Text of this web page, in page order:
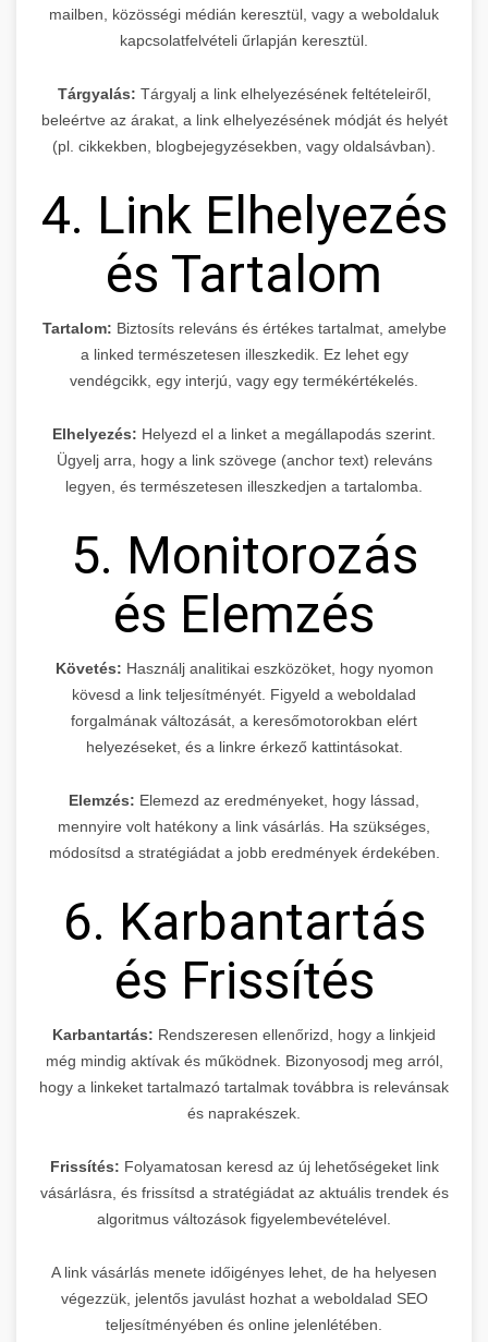
mailben, közösségi médián keresztül, vagy a weboldaluk
kapcsolatfelvételi űrlapján keresztül.
Tárgyalás: Tárgyalj a link elhelyezésének feltételeiről,
beleértve az árakat, a link elhelyezésének módját és helyét
(pl. cikkekben, blogbejegyzésekben, vagy oldalsávban).
4. Link Elhelyezés
és Tartalom
Tartalom: Biztosíts releváns és értékes tartalmat, amelybe
a linked természetesen illeszkedik. Ez lehet egy
vendégcikk, egy interjú, vagy egy termékértékelés.
Elhelyezés: Helyezd el a linket a megállapodás szerint.
Ügyelj arra, hogy a link szövege (anchor text) releváns
legyen, és természetesen illeszkedjen a tartalomba.
5. Monitorozás
és Elemzés
Követés: Használj analitikai eszközöket, hogy nyomon
kövesd a link teljesítményét. Figyeld a weboldalad
forgalmának változását, a keresőmotorokban elért
helyezéseket, és a linkre érkező kattintásokat.
Elemzés: Elemezd az eredményeket, hogy lássad,
mennyire volt hatékony a link vásárlás. Ha szükséges,
módosítsd a stratégiádat a jobb eredmények érdekében.
6. Karbantartás
és Frissítés
Karbantartás: Rendszeresen ellenőrizd, hogy a linkjeid
még mindig aktívak és működnek. Bizonyosodj meg arról,
hogy a linkeket tartalmazó tartalmak továbbra is relevánsak
és naprakészek.
Frissítés: Folyamatosan keresd az új lehetőségeket link
vásárlásra, és frissítsd a stratégiádat az aktuális trendek és
algoritmus változások figyelembevételével.
A link vásárlás menete időigényes lehet, de ha helyesen
végezzük, jelentős javulást hozhat a weboldalad SEO
teljesítményében és online jelenlétében.